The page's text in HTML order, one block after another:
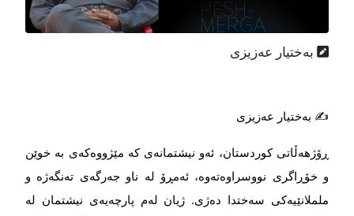
بەختیار عەزیزی
✍️ بەختیار عەزیزی
ڕۆژهەڵاتی کوردستان، ئەو نیشتمانەی کە مێژووەکەی بە خوێن
و خۆڕاگری نووسراوەتەوە، ئەمڕۆ لە ناو جەرگەی تەنگەژە و
ململانێیەکی سەختدا دەژی. ژیان لەم پارچەیەی نیشتمان لە